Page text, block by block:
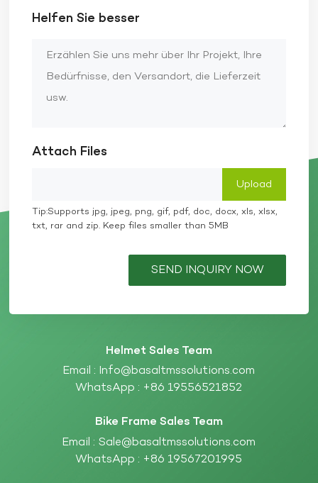
Helfen Sie besser
Attach Files
Tip:Supports jpg, jpeg, png, gif, pdf, doc, docx, xls, xlsx,
txt, rar and zip. Keep files smaller than 5MB
SEND INQUIRY NOW
Helmet Sales Team
Email : Info@basaltmssolutions.com
WhatsApp : +86 19556521852
Bike Frame Sales Team
Email : Sale@basaltmssolutions.com
WhatsApp : +86 19567201995